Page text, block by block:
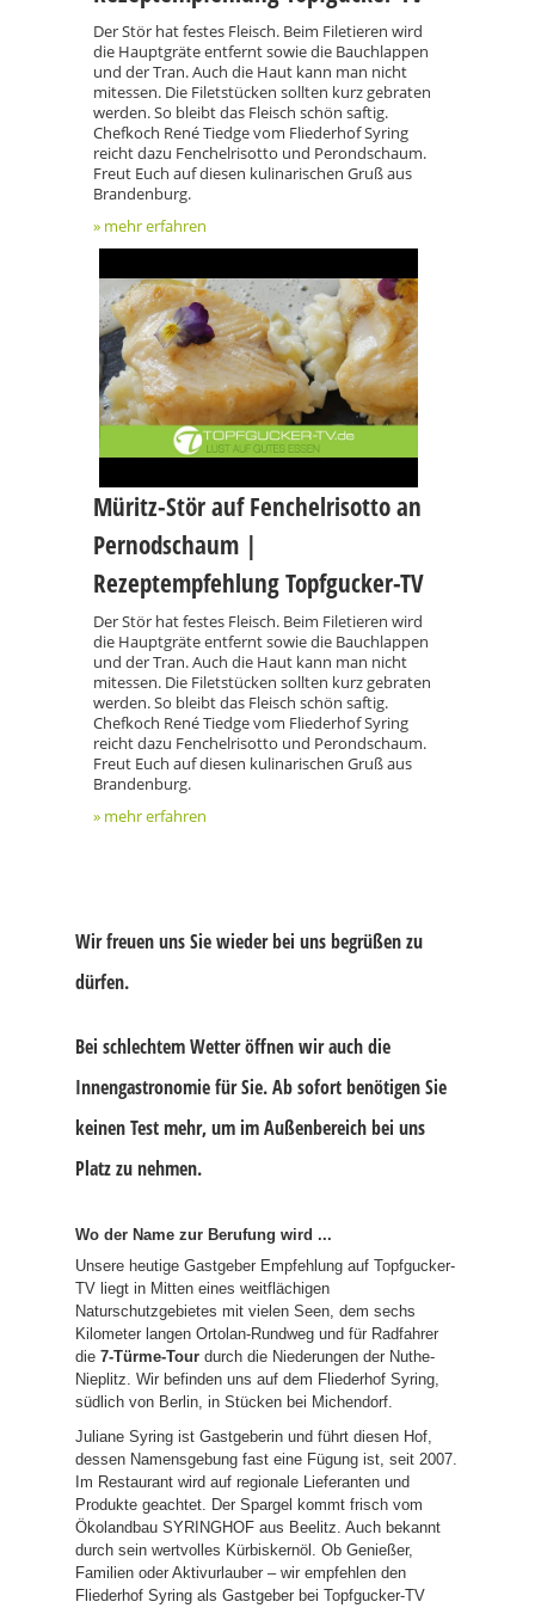
Der Stör hat festes Fleisch. Beim Filetieren wird
die Hauptgräte entfernt sowie die Bauchlappen
und der Tran. Auch die Haut kann man nicht
mitessen. Die Filetstücken sollten kurz gebraten
werden. So bleibt das Fleisch schön saftig.
Chefkoch René Tiedge vom Fliederhof Syring
reicht dazu Fenchelrisotto und Perondschaum.
Freut Euch auf diesen kulinarischen Gruß aus
Brandenburg.
» mehr erfahren
Müritz-Stör auf Fenchelrisotto an
Pernodschaum |
Rezeptempfehlung Topfgucker-TV
Der Stör hat festes Fleisch. Beim Filetieren wird
die Hauptgräte entfernt sowie die Bauchlappen
und der Tran. Auch die Haut kann man nicht
mitessen. Die Filetstücken sollten kurz gebraten
werden. So bleibt das Fleisch schön saftig.
Chefkoch René Tiedge vom Fliederhof Syring
reicht dazu Fenchelrisotto und Perondschaum.
Freut Euch auf diesen kulinarischen Gruß aus
Brandenburg.
» mehr erfahren
Wir freuen uns Sie wieder bei uns begrüßen zu
dürfen.
Bei schlechtem Wetter öffnen wir auch die
Innengastronomie für Sie.Ab sofort benötigen Sie
keinen Test mehr, um im Außenbereich bei uns
Platz zu nehmen.
Wo der Name zur Berufung wird ...
Unsere heutige Gastgeber Empfehlung auf Topfgucker-
TV liegt in Mitten eines weitflächigen
Naturschutzgebietes mit vielen Seen, dem sechs
Kilometer langen Ortolan-Rundweg und für Radfahrer
die 7-Türme-Tour durch die Niederungen der Nuthe-
Nieplitz. Wir befinden uns auf dem Fliederhof Syring,
südlich von Berlin, in Stücken bei Michendorf.
Juliane Syring ist Gastgeberin und führt diesen Hof,
dessen Namensgebung fast eine Fügung ist, seit 2007.
Im Restaurant wird auf regionale Lieferanten und
Produkte geachtet. Der Spargel kommt frisch vom
Ökolandbau SYRINGHOF aus Beelitz. Auch bekannt
durch sein wertvolles Kürbiskernöl. Ob Genießer,
Familien oder Aktivurlauber – wir empfehlen den
Fliederhof Syring als Gastgeber bei Topfgucker-TV